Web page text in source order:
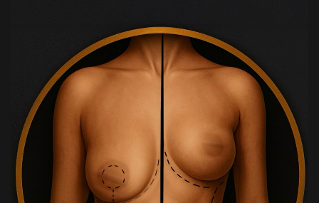
Liposuccion
Augmentation mammaire
Réduction mammaire
Augmentation mastopexique